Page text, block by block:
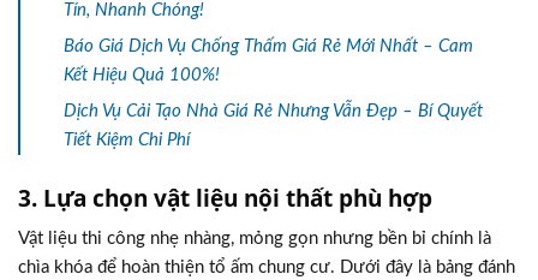
Tín, Nhanh Chóng!
Báo Giá Dịch Vụ Chống Thấm Giá Rẻ Mới Nhất – Cam
Kết Hiệu Quả 100%!
Dịch Vụ Cải Tạo Nhà Giá Rẻ Nhưng Vẫn Đẹp – Bí Quyết
Tiết Kiệm Chi Phí
3. Lựa chọn vật liệu nội thất phù hợp
Vật liệu thi công nhẹ nhàng, mỏng gọn nhưng bền bỉ chính là
chìa khóa để hoàn thiện tổ ấm chung cư. Dưới đây là bảng đánh